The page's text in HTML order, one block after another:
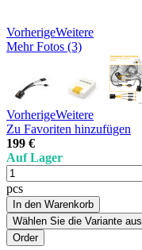
VorherigeWeitere
Mehr Fotos (3)
VorherigeWeitere
Zu Favoriten hinzufügen
199 €
Auf Lager
pcs
In den Warenkorb
Wählen Sie die Variante aus